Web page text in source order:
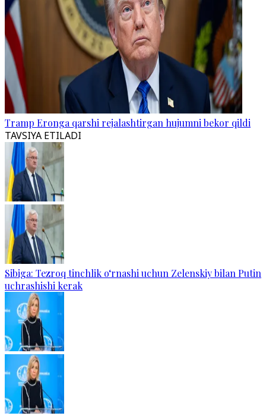
Tramp Eronga qarshi rejalashtirgan hujumni bekor qildi
TAVSIYA ETILADI
Sibiga: Tezroq tinchlik o‘rnashi uchun Zelenskiy bilan Putin
uchrashishi kerak